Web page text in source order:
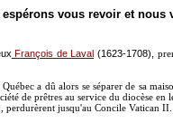
vous revoir et
François de Laval (1623-1708),
a dû alors se séparer de sa
de prêtres au service du diocèse en
perdurèrent jusqu'au Concile Vatican II.